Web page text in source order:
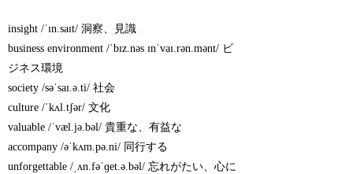
insight /ˈɪn.saɪt/ 洞察、見識
business environment /ˈbɪz.nəs ɪnˈvaɪ.rən.mənt/ ビ
ジネス環境
society /səˈsaɪ.ə.ti/ 社会
culture /ˈkʌl.tʃər/ 文化
valuable /ˈvæl.jə.bəl/ 貴重な、有益な
accompany /əˈkʌm.pə.ni/ 同行する
unforgettable /ˌʌn.fəˈɡet.ə.bəl/ 忘れがたい、心に